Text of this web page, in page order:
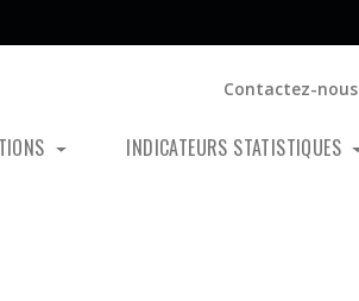
Contactez-nous
INDICATEURS STATISTIQUES